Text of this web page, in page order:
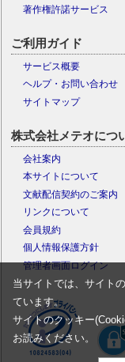
著作権許諾サービス
ご利用ガイド
サービス概要
ヘルプ・お問い合わせ
サイトマップ
株式会社メテオにつ
会社案内
本サイトについて
文献配信契約のご案内
リンクについて
会員規約
個人情報保護方針
管理者画面ログイン
当サイトでは、サイト
ています。
サイトのクッキー
お読みください。